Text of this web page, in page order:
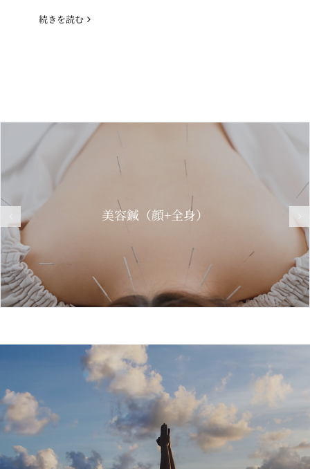
続きを読む
美容鍼（顔+全身）